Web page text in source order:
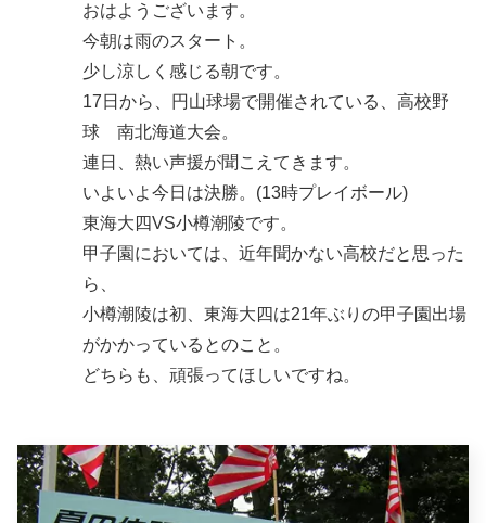
おはようございます。
今朝は雨のスタート。
少し涼しく感じる朝です。
17日から、円山球場で開催されている、高校野
球 南北海道大会。
連日、熱い声援が聞こえてきます。
いよいよ今日は決勝。(13時プレイボール)
東海大四VS小樽潮陵です。
甲子園においては、近年聞かない高校だと思った
ら、
小樽潮陵は初、東海大四は21年ぶりの甲子園出場
がかかっているとのこと。
どちらも、頑張ってほしいですね。